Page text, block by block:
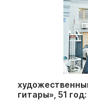
гитары», 51 год: